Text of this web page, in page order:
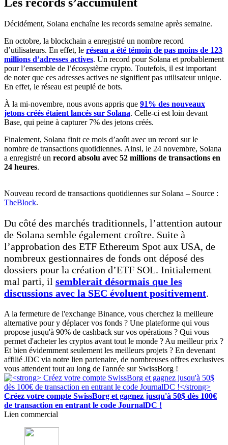
Décidément, Solana enchaîne les records semaine après semaine.
En octobre, la blockchain a enregistré un nombre record
d’utilisateurs. En effet, le réseau a été témoin de pas moins de 123
millions d’adresses actives. Un record pour Solana et probablement
pour l’ensemble de l’écosystème crypto. Toutefois, il est important
de noter que ces adresses actives ne signifient pas utilisateur unique.
En effet, le réseau est peuplé de bots.
À la mi-novembre, nous avons appris que 91% des nouveaux
jetons créés étaient lancés sur Solana. Celle-ci est loin devant
Base, qui peine à capturer 7% des jetons créés.
Finalement, Solana finit ce mois d’août avec un record sur le
nombre de transactions quotidiennes. Ainsi, le 24 novembre, Solana
a enregistré un record absolu avec 52 millions de transactions en
24 heures.
Nouveau record de transactions quotidiennes sur Solana – Source :
TheBlock.
Du côté des marchés traditionnels, l’attention autour
de Solana semble également croître. Suite à
l’approbation des ETF Ethereum Spot aux USA, de
nombreux gestionnaires de fonds ont déposé des
dossiers pour la création d’ETF SOL. Initialement
mal parti, il semblerait désormais que les
discussions avec la SEC évoluent positivement.
A la fermeture de l'exchange Binance, vous cherchez la meilleure
alternative pour y déplacer vos fonds ? Une plateforme qui vous
propose jusqu'à 90% de cashback sur vos opérations ? Qui vous
permet d'acheter les cryptos avant tout le monde ? Au meilleur prix ?
Et bien évidemment seulement les meilleurs projets ? En devenant
affilié JDC via notre lien partenaire, de nombreuses offres exclusives
vous attendent tout au long de l'année sur SwissBorg !
Créez votre compte SwissBorg et gagnez jusqu'à 50$ dès 100€
de transaction en entrant le code JournalDC !
Lien commercial